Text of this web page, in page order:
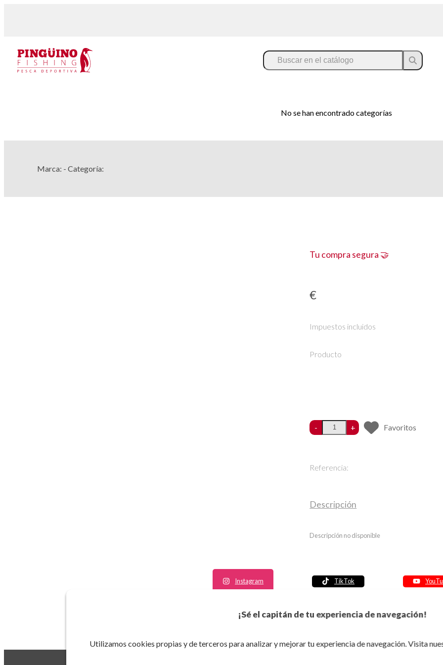
¡Sé el capitán de tu experiencia de navegación!
Utilizamos cookies propias y de terceros para analizar y mejorar tu experiencia de navegación. Visita
No se han encontrado categorías
Marca: - Categoría:
Tu compra segura 🤝
€
Impuestos incluidos
Producto
- + Favoritos
Referencia:
Descripción
Descripción no disponible
Instagram TikTok
Política de seguridad